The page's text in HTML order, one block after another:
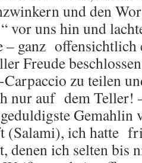
und den
vor uns hin und
– ganz offensichtlich
Freude
zu teilen
nur auf dem Teller!
(Salami), ich hatte
denen ich selten bis